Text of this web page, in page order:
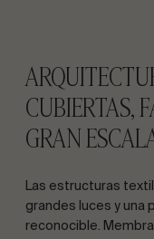
CUBIERTAS,
GRAN
Las estructuras
grandes luces y una
reconocible.